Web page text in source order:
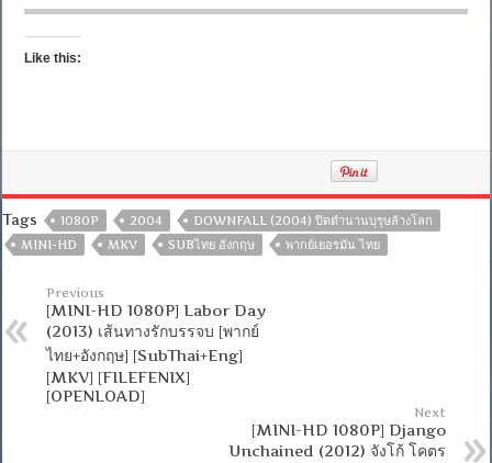
Like this:
Tags 1080P 2004
DOWNFALL (2004) ปิดตำนานบุรุษล้างโลก
MINI-HD
MKV SUBไทย อังกฤษ พากย์เยอรมัน ไทย
Previous
[MINI-HD 1080P] Labor Day
(2013) เส้นทางรักบรรจบ [พากย์
ไทย+อังกฤษ] [SubThai+Eng]
[MKV] [FILEFENIX]
[OPENLOAD]
Next
[MINI-HD 1080P] Django
Unchained (2012) จังโก้ โคตร